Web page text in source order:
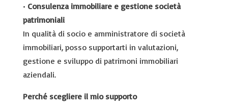
• Consulenza immobiliare e gestione società
patrimoniali
In qualità di socio e amministratore di società
immobiliari, posso supportarti in valutazioni,
gestione e sviluppo di patrimoni immobiliari
aziendali.
Perché scegliere il mio supporto